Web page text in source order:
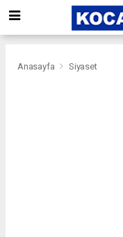
Anasayfa Siyaset